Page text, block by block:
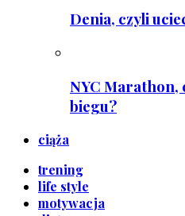
Denia, czyli
NYC Marathon,
biegu?
ciąża
trening
life style
motywacja